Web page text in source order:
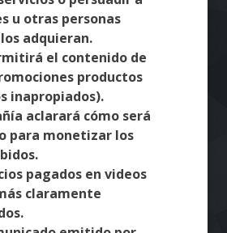
u otras personas
adquieran.
el contenido de
productos
inapropiados).
aclarará cómo será
para monetizar los
pagados en videos
claramente